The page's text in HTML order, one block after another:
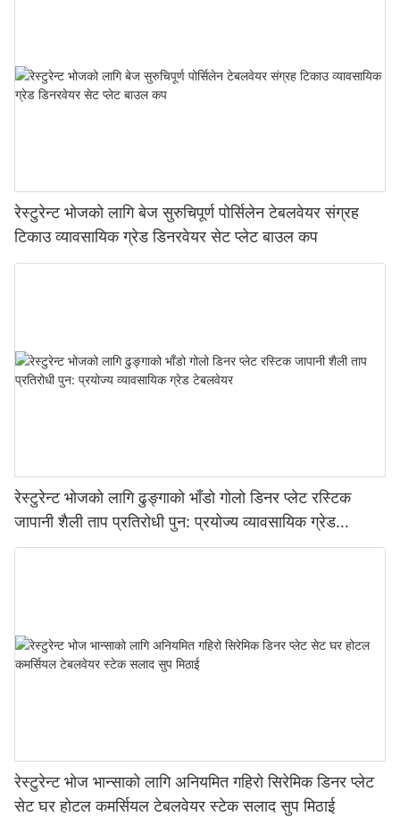
रेस्टुरेन्ट भोजको लागि बेज सुरुचिपूर्ण पोर्सिलेन टेबलवेयर संग्रह
टिकाउ व्यावसायिक ग्रेड डिनरवेयर सेट प्लेट बाउल कप
रेस्टुरेन्ट भोजको लागि ढुङ्गाको भाँडो गोलो डिनर प्लेट रस्टिक
जापानी शैली ताप प्रतिरोधी पुन: प्रयोज्य व्यावसायिक ग्रेड
टेबलवेयर
रेस्टुरेन्ट भोज भान्साको लागि अनियमित गहिरो सिरेमिक डिनर प्लेट
सेट घर होटल कमर्सियल टेबलवेयर स्टेक सलाद सुप मिठाई